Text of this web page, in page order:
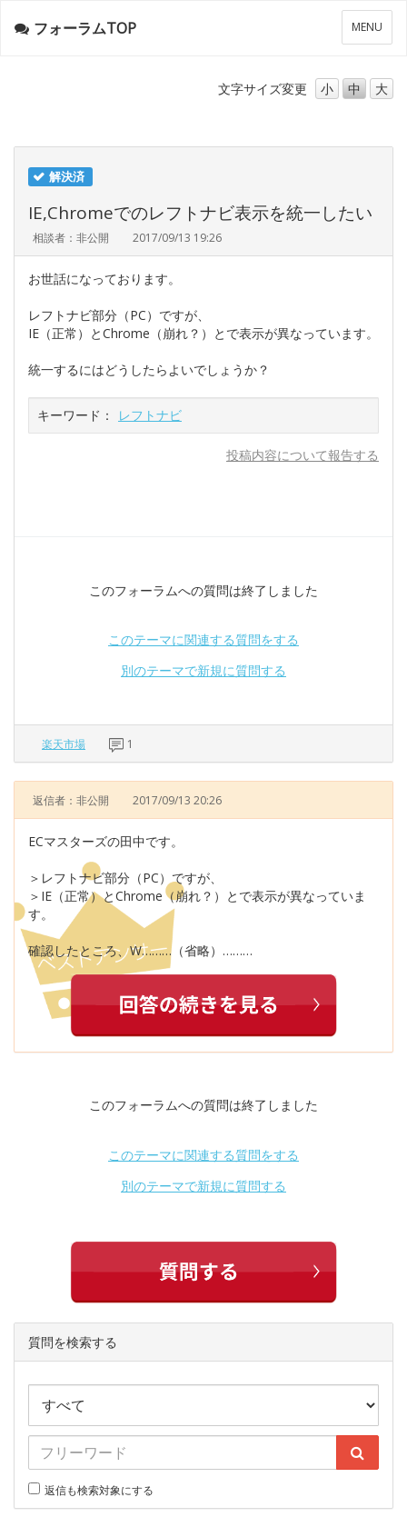
メ
ニ
ー
MENU
フォーラムTOP
文字サイズ変更 小 中 大
解決済
IE,Chromeでのレフトナビ表示を統一したい
相談者：非公開 2017/09/13 19:26
お世話になっております。
レフトナビ部分（PC）ですが、
IE（正常）とChrome（崩れ？）とで表示が異なっています。
統一するにはどうしたらよいでしょうか？
キーワード： レフトナビ
投稿内容について報告する
このフォーラムへの質問は終了しました
このテーマに関連する質問をする
別のテーマで新規に質問する
楽天市場 1
返信者：非公開 2017/09/13 20:26
ECマスターズの田中です。
＞レフトナビ部分（PC）ですが、
＞IE（正常）とChrome（崩れ？）とで表示が異なっていま
す。
確認したところ、W………（省略）………
このフォーラムへの質問は終了しました
このテーマに関連する質問をする
別のテーマで新規に質問する
質問を検索する
返信も検索対象にする